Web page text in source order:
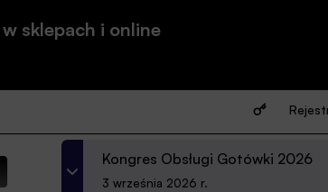
sklepach i online
Kongres Obsługi Gotówki 2026
3 września 2026 r.